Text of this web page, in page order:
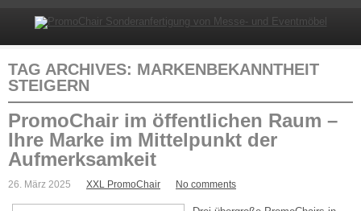
TAG ARCHIVES: MARKENBEKANNTHEIT
STEIGERN
PromoChair im öffentlichen Raum –
Ihre Marke im Mittelpunkt der
Aufmerksamkeit
26. März 2025 XXL PromoChair No comments